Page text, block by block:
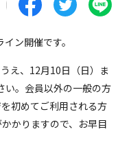
ン開催です。
え、12月10日（日）ま
い。会員以外の一般の方
初めてご利用される方
かりますので、お早目